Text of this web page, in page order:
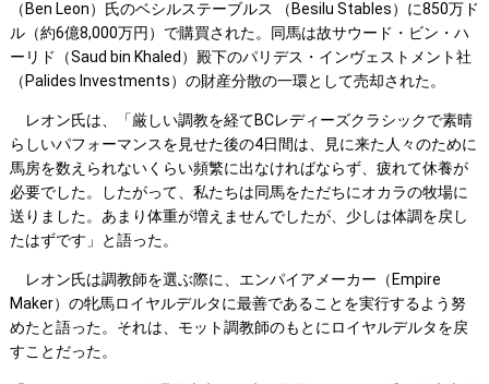
（Ben Leon）氏のベシルステーブルス （Besilu Stables）に850万ド
ル（約6億8,000万円）で購買された。同馬は故サウード・ビン・ハ
ーリド（Saud bin Khaled）殿下のパリデス・インヴェストメント社
（Palides Investments）の財産分散の一環として売却された。
レオン氏は、「厳しい調教を経てBCレディーズクラシックで素晴
らしいパフォーマンスを見せた後の4日間は、見に来た人々のために
馬房を数えられないくらい頻繁に出なければならず、疲れて休養が
必要でした。したがって、私たちは同馬をただちにオカラの牧場に
送りました。あまり体重が増えませんでしたが、少しは体調を戻し
たはずです」と語った。
レオン氏は調教師を選ぶ際に、エンパイアメーカー（Empire
Maker）の牝馬ロイヤルデルタに最善であることを実行するよう努
めたと語った。それは、モット調教師のもとにロイヤルデルタを戻
すことだった。